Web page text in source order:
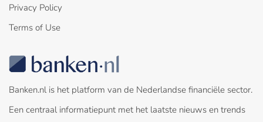
Privacy Policy
Terms of Use
Banken.nl is het platform van de Nederlandse financiële sector.
Een centraal informatiepunt met het laatste nieuws en trends